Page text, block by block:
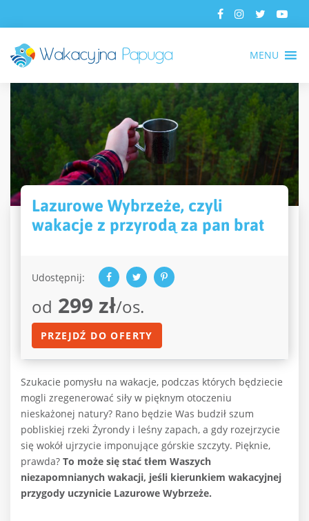
MENU
Lazurowe Wybrzeże, czyli
wakacje z przyrodą za pan brat
Udostępnij:
od 299 zł/os.
PRZEJDŹ DO OFERTY
Szukacie pomysłu na wakacje, podczas których będziecie
mogli zregenerować siły w pięknym otoczeniu
nieskażonej natury? Rano będzie Was budził szum
pobliskiej rzeki Żyrondy i leśny zapach, a gdy rozejrzycie
się wokół ujrzycie imponujące górskie szczyty. Pięknie,
prawda? To może się stać tłem Waszych
niezapomnianych wakacji, jeśli kierunkiem wakacyjnej
przygody uczynicie Lazurowe Wybrzeże.